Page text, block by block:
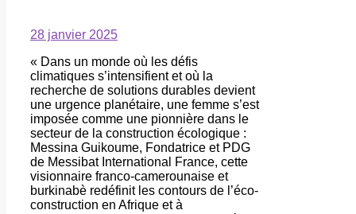
28 janvier 2025
« Dans un monde où les défis
climatiques s’intensifient et où la
recherche de solutions durables devient
une urgence planétaire, une femme s’est
imposée comme une pionnière dans le
secteur de la construction écologique :
Messina Guikoume, Fondatrice et PDG
de Messibat International France, cette
visionnaire franco-camerounaise et
burkinabè redéfinit les contours de l’éco-
construction en Afrique et à